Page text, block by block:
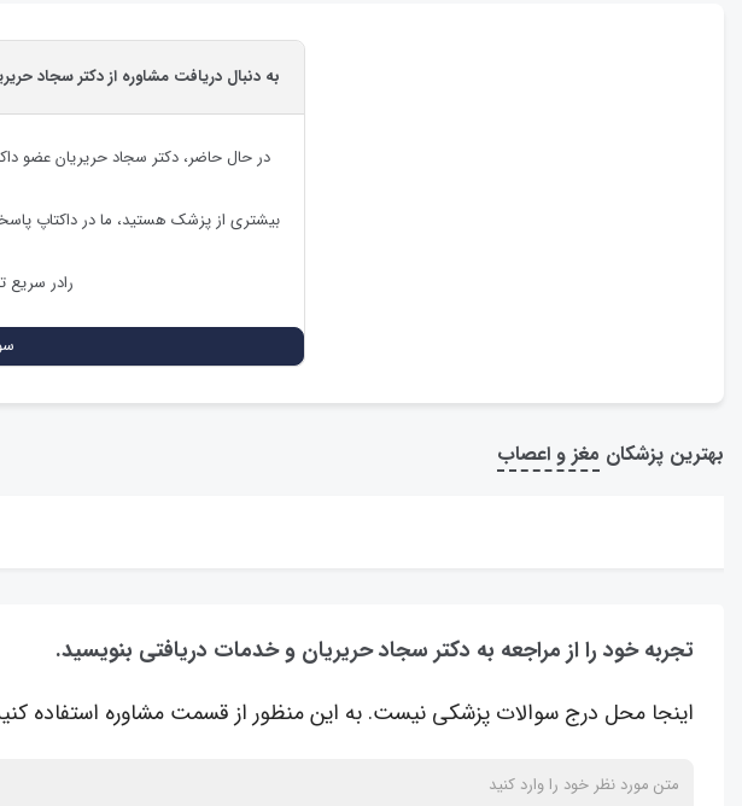
به دنبال دریافت مشاوره از دکتر سجاد
در حال حاضر،دکتر سجاد حریریانعضو
بیشتری از پزشک هستید، ما در داکتاپ
رادر سریع
بهترین پزشکان مغز و اعصاب
تجربه خود را از مراجعه به دکتر سجاد حریریان و خدمات دریافتی بنویسید.
اینجا محل درج سوالات پزشکی نیست. به این منظور از قسمت مشاوره استفاده